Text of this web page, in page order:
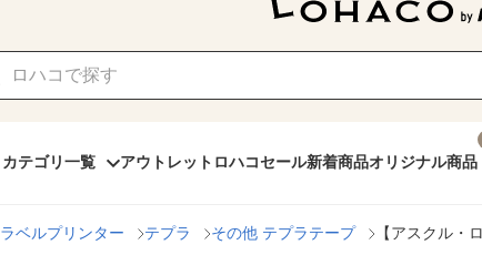
カテゴリ一覧 アウトレット ロハコセール新着商品オリジナル商品
ラベルプリンター テプラ その他 テプラテープ 【アスクル・